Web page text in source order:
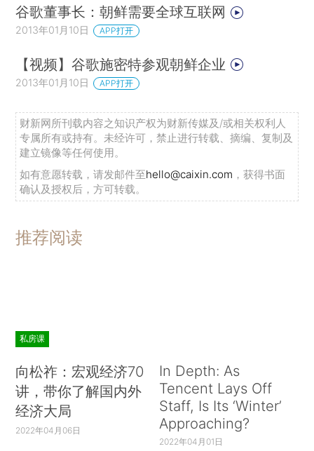
谷歌董事长：朝鲜需要全球互联网
2013年01月10日 APP打开
【视频】谷歌施密特参观朝鲜企业
2013年01月10日 APP打开
财新网所刊载内容之知识产权为财新传媒及/或相关权利人
专属所有或持有。未经许可，禁止进行转载、摘编、复制及
建立镜像等任何使用。
如有意愿转载，请发邮件至hello@caixin.com ，获得书面
确认及授权后，方可转载。
推荐阅读
私房课
向松祚：宏观经济70
讲，带你了解国内外
经济大局
2022年04月06日
In Depth: As
Tencent Lays Off
Staff, Is Its ‘Winter’
Approaching?
2022年04月01日